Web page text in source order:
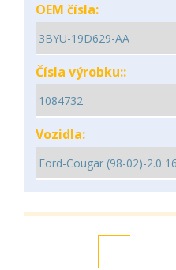
OEM čísla:
Čísla výrobku::
Vozidla: